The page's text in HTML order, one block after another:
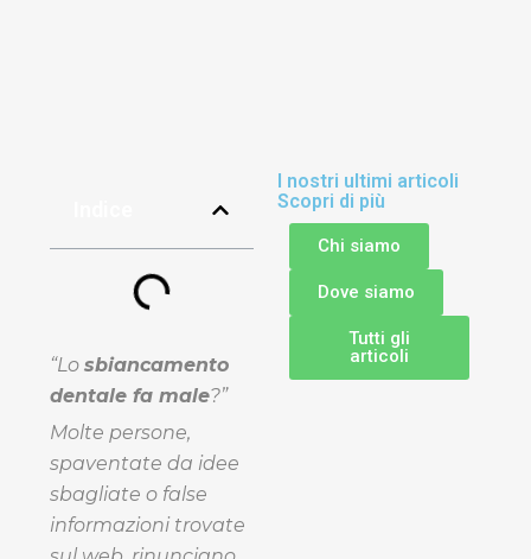
“Lo sbiancamento
dentale fa male?”
Molte persone,
spaventate da idee
sbagliate o false
informazioni trovate
I nostri ultimi articoli
Scopri di più
Chi siamo
Dove siamo
Tutti gli
articoli